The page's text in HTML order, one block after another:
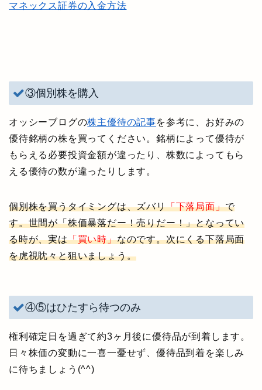
マネックス証券の入金方法
③個別株を購入
オッシーブログの株主優待の記事を参考に、お好みの
優待銘柄の株を買ってください。銘柄によって優待が
もらえる必要投資金額が違ったり、株数によってもら
える優待の数が違ったりします。
個別株を買うタイミングは、ズバリ「下落局面」で
す。世間が「株価暴落だー！売りだー！」となってい
る時が、実は「買い時」なのです。次にくる下落局面
を虎視眈々と狙いましょう。
④⑤はひたすら待つのみ
権利確定日を過ぎて約3ヶ月後に優待品が到着します。
日々株価の変動に一喜一憂せず、優待品到着を楽しみ
に待ちましょう(^^)